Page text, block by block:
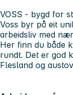
VOSS - bygd for
Voss byr på eit
arbeidsliv med
Her finn du både
rundt. Det er god
Flesland og